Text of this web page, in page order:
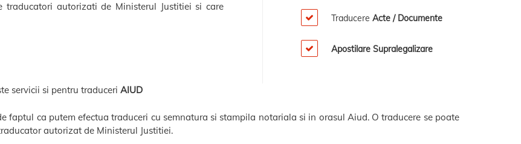
traducatori autorizati de Ministerul Justitiei si care
Traducere Acte / Documente
Apostilare Supralegalizare
servicii si pentru traduceri AIUD
faptul ca putem efectua traduceri cu semnatura si stampila notariala si in orasul Aiud. O traducere se poate
autorizat de Ministerul Justitiei.